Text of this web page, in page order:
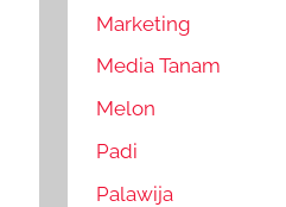
Marketing
Media Tanam
Melon
Padi
Palawija